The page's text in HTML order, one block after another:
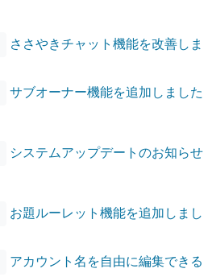
ささやきチャット機能を改善しま
サブオーナー機能を追加しました
システムアップデートのお知らせ
お題ルーレット機能を追加しまし
アカウント名を自由に編集できる